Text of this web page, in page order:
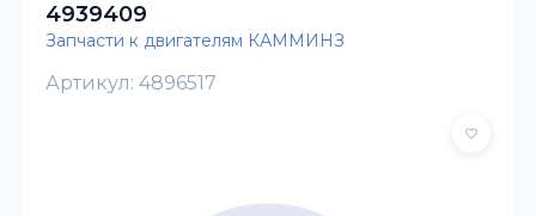
4939409
Запчасти к двигателям КАММИНЗ
Артикул: 4896517